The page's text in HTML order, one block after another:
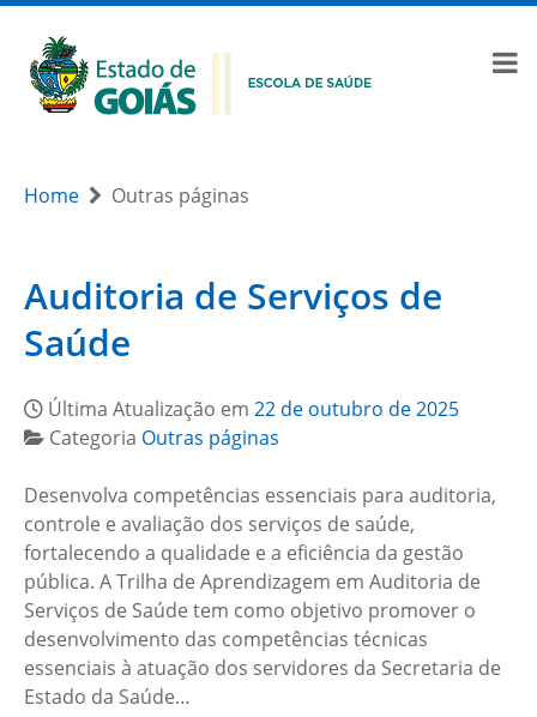
Home Outras páginas
Auditoria de Serviços de
Saúde
Última Atualização em 22 de outubro de 2025
Categoria Outras páginas
Desenvolva competências essenciais para auditoria,
controle e avaliação dos serviços de saúde,
fortalecendo a qualidade e a eficiência da gestão
pública. A Trilha de Aprendizagem em Auditoria de
Serviços de Saúde tem como objetivo promover o
desenvolvimento das competências técnicas
essenciais à atuação dos servidores da Secretaria de
Estado da Saúde…